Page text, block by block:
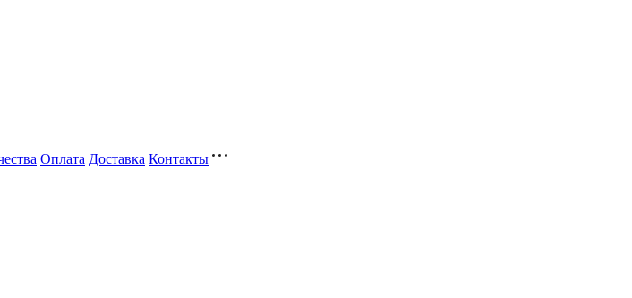
Оплата Доставка Контакты